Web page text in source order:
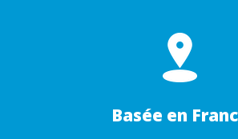
Basée en